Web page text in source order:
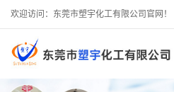
欢迎访问：东莞市塑宇化工有限公司官网！